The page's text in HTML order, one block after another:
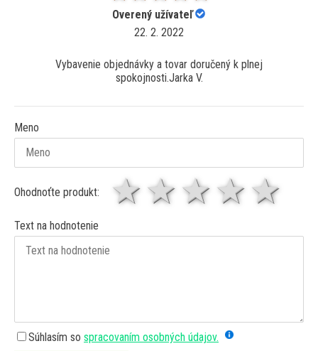
Overený užívateľ
22. 2. 2022
Vybavenie objednávky a tovar doručený k plnej
spokojnosti.Jarka V.
Meno
Ohodnoťte produkt: 4
3
2 hviezdy
1 hviezda
Text na hodnotenie
Súhlasím so spracovaním osobných údajov.